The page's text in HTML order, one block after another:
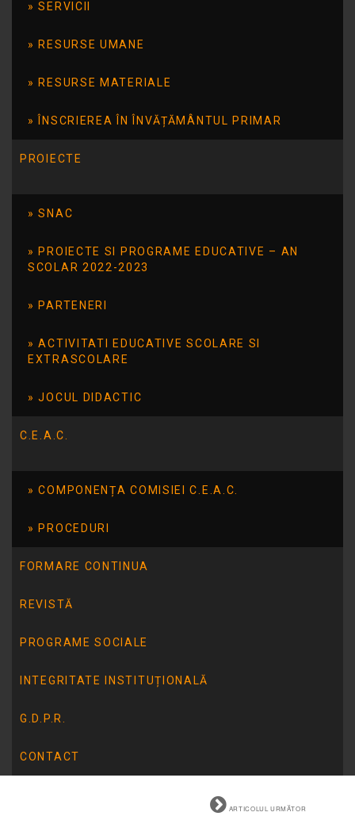
SERVICII
RESURSE UMANE
RESURSE MATERIALE
ÎNSCRIEREA ÎN ÎNVĂȚĂMÂNTUL PRIMAR
PROIECTE
SNAC
PROIECTE SI PROGRAME EDUCATIVE – AN
SCOLAR 2022-2023
PARTENERI
ACTIVITATI EDUCATIVE SCOLARE SI
EXTRASCOLARE
JOCUL DIDACTIC
C.E.A.C.
COMPONENȚA COMISIEI C.E.A.C.
PROCEDURI
FORMARE CONTINUA
REVISTĂ
PROGRAME SOCIALE
INTEGRITATE INSTITUȚIONALĂ
G.D.P.R.
CONTACT
PENTRU TINE- sustinita de grupa de teatru
Copiii de la cele doua unitati de invatamant
importanta teatrului vizionat si au jucat un
ARTICOLUL URMĂTOR